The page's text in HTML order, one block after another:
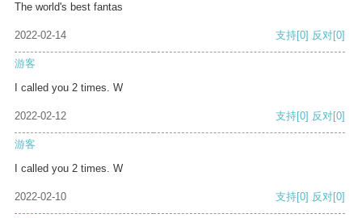
The world's best fantas
2022-02-14 支持[0] 反对[0]
游客
I called you 2 times. W
2022-02-12 支持[0] 反对[0]
游客
I called you 2 times. W
2022-02-10 支持[0] 反对[0]